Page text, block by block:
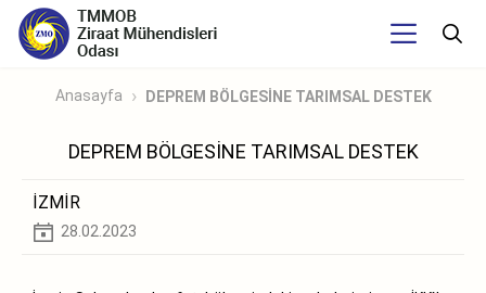
Anasayfa DEPREM BÖLGESİNE TARIMSAL DESTEK
DEPREM BÖLGESİNE TARIMSAL DESTEK
İZMİR
28.02.2023